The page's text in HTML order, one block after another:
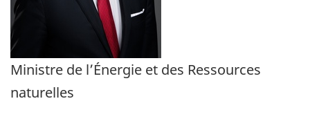
Ministre de l’Énergie et des Ressources
naturelles